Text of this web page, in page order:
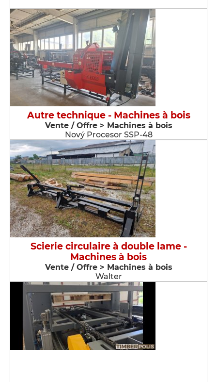
Autre technique - Machines à bois
Vente / Offre > Machines à bois
Nový Procesor SSP-48
Scierie circulaire à double lame -
Machines à bois
Vente / Offre > Machines à bois
Walter